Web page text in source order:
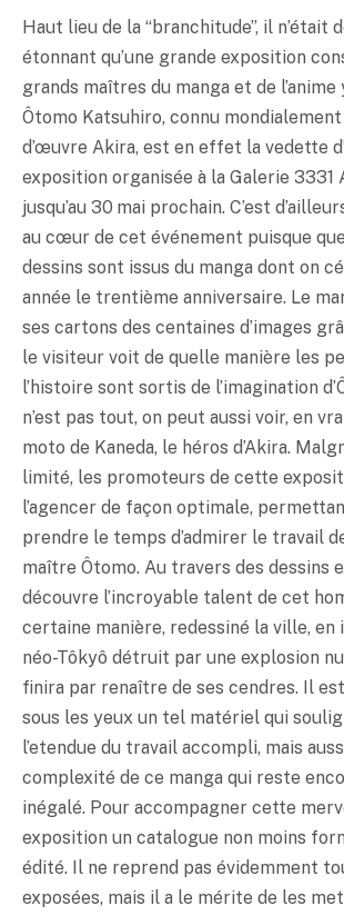
Haut lieu de la “branchitude”, il n’était
étonnant qu’une grande exposition
grands maîtres du manga et de
Ôtomo Katsuhiro, connu
d’œuvre Akira, est en effet la vedette
exposition organisée à la Galerie 3331
jusqu’au 30 mai prochain. C’est
au cœur de cet événement puisque
dessins sont issus du manga dont on
année le trentième anniversaire. Le
ses cartons des centaines d’images
le visiteur voit de quelle manière les
l’histoire sont sortis de l’imagination
n’est pas tout, on peut aussi voir, en
moto de Kaneda, le héros d’Akira.
limité, les promoteurs de cette
l’agencer de façon optimale,
prendre le temps d’admirer le travail
maître Ôtomo. Au travers des dessins
découvre l’incroyable talent de cet
certaine manière, redessiné la ville, en
néo-Tôkyô détruit par une explosion
finira par renaître de ses cendres. Il est
sous les yeux un tel matériel qui
l’etendue du travail accompli, mais
complexité de ce manga qui reste
inégalé. Pour accompagner cette
exposition un catalogue non moins
édité. Il ne reprend pas évidemment
exposées, mais il a le mérite de les